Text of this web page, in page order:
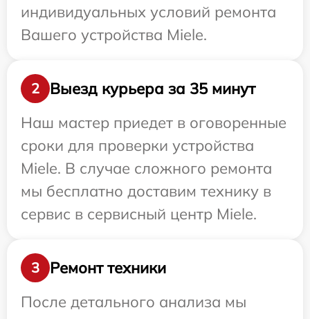
индивидуальных условий ремонта
Вашего устройства Miele.
2
Выезд курьера за 35 минут
Наш мастер приедет в оговоренные
сроки для проверки устройства
Miele. В случае сложного ремонта
мы бесплатно доставим технику в
сервис в сервисный центр Miele.
3
Ремонт техники
После детального анализа мы